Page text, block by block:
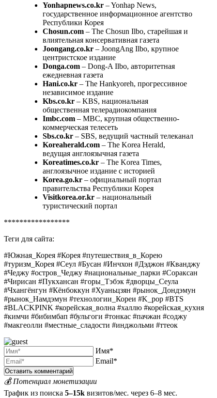
Yonhapnews.co.kr – Yonhap News,
государственное информационное агентство
Республики Корея
Chosun.com – The Chosun Ilbo, старейшая и
влиятельная консервативная газета
Joongang.co.kr – JoongAng Ilbo, крупное
центристское издание
Donga.com – Dong-A Ilbo, авторитетная
ежедневная газета
Hani.co.kr – The Hankyoreh, прогрессивное
независимое издание
Kbs.co.kr – KBS, национальная
общественная телерадиокомпания
Imbc.com – MBC, крупная общественно-
коммерческая телесеть
Sbs.co.kr – SBS, ведущий частный телеканал
Koreaherald.com – The Korea Herald,
ведущая англоязычная газета
Koreatimes.co.kr – The Korea Times,
англоязычное издание с историей
Korea.go.kr – официальный портал
правительства Республики Корея
Visitkorea.or.kr – национальный
туристический портал
*****************
Теги для сайта:
#Южная_Корея #Корея #путешествия_в_Корею
#туризм_Корея #Сеул #Бусан #Инчхон #Дэджон #Кванджу
#Чеджу #остров_Чеджу #национальные_парки #Сораксан
#Чирисан #Пукхансан #горы_Тэбэк #дворцы_Сеула
#Чхангёнгун #Кёнбоккун #Хуаньцзян #рынок_Дондэмун
#рынок_Намдэмун #технологии_Кореи #K_pop #BTS
#BLACKPINK #корейская_волна #халлю #корейская_кухня
#кимчи #бибимбап #бульгоги #тонкас #пачжан #соджу
#макгеолли #местные_сладости #инджольми #ттеок
Имя*
Email*
💰 Потенциал монетизации
Трафик из поиска 5–15k визитов/мес. через 6–8 мес.